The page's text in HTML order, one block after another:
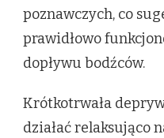
poznawczych, co
prawidłowo
dopływu bodźców.
Krótkotrwała
działać relaksująco